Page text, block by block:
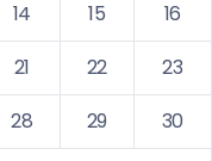
14 15
16
21 22
23
28 29
30